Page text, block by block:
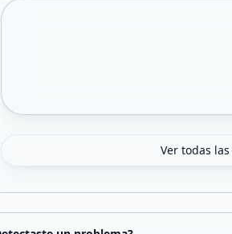
Ver todas